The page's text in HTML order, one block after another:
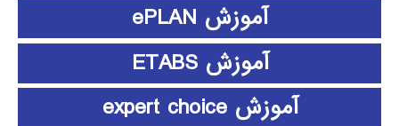
آموزش ePLAN
آموزش ETABS
آموزش expert choice